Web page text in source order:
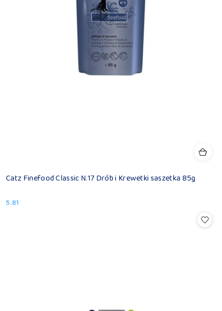
Catz Finefood Classic N.17 Drób i Krewetki saszetka 85g
Cena:
5.81